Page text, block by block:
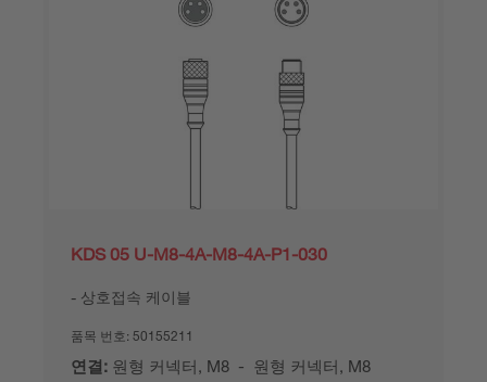
KDS 05 U-M8-4A-M8-4A-P1-030
상호접속 케이블
품목 번호: 50155211
연결: 원형 커넥터, M8 - 원형 커넥터, M8